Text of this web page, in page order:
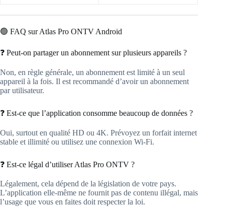
🟢 FAQ sur Atlas Pro ONTV Android
❓ Peut-on partager un abonnement sur plusieurs appareils ?
Non, en règle générale, un abonnement est limité à un seul
appareil à la fois. Il est recommandé d’avoir un abonnement
par utilisateur.
❓ Est-ce que l’application consomme beaucoup de données ?
Oui, surtout en qualité HD ou 4K. Prévoyez un forfait internet
stable et illimité ou utilisez une connexion Wi-Fi.
❓ Est-ce légal d’utiliser Atlas Pro ONTV ?
Légalement, cela dépend de la législation de votre pays.
L’application elle-même ne fournit pas de contenu illégal, mais
l’usage que vous en faites doit respecter la loi.